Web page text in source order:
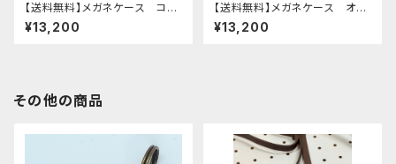
【送料無料】メガネケース コザ
クラインコ イエロー redbr
own レッドブラウン こざくらい
¥13,200
【送料無料】メガネケース オカ
メインコ 2羽 Green Brown
グリーン ブラウン おかめ
¥13,200
その他の商品